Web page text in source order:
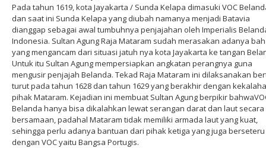
Pada tahun 1619, kota Jayakarta / Sunda Kelapa dimasuki VOC
dan saat ini Sunda Kelapa yang diubah namanya menjadi Batavia
dianggap sebagai awal tumbuhnya penjajahan oleh Imperialis
Indonesia. Sultan Agung Raja Mataram sudah merasakan adanya
yang mengancam dari situasi jatuh nya kota Jayakarta ke tangan
Untuk itu Sultan Agung mempersiapkan angkatan perangnya guna
mengusir penjajah Belanda. Tekad Raja Mataram ini dilaksanakan
turut pada tahun 1628 dan tahun 1629 yang berakhir dengan
pihak Mataram. Kejadian ini membuat Sultan Agung berpikir
Belanda hanya bisa dikalahkan lewat serangan darat dan laut secara
bersamaan, padahal Mataram tidak memiliki armada laut yang kuat,
sehingga perlu adanya bantuan dari pihak ketiga yang juga berseteru
dengan VOC yaitu Bangsa Portugis.